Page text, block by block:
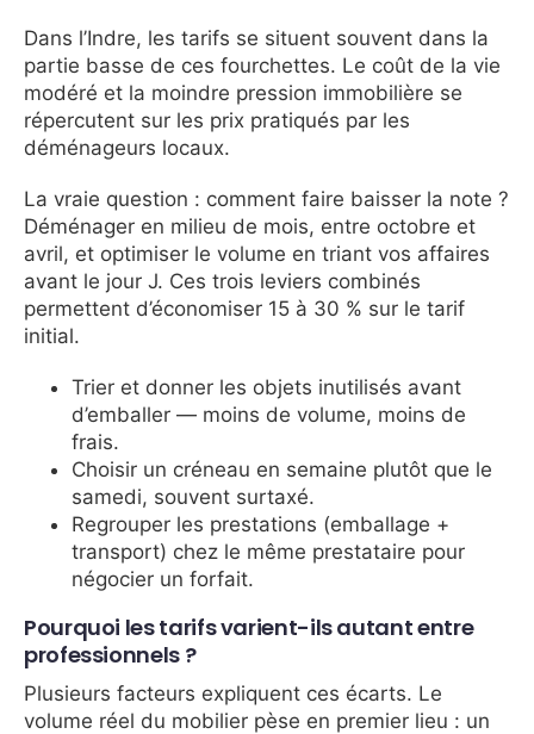
Dans l’Indre, les tarifs se situent souvent dans la
partie basse de ces fourchettes. Le coût de la vie
modéré et la moindre pression immobilière se
répercutent sur les prix pratiqués par les
déménageurs locaux.
La vraie question : comment faire baisser la note ?
Déménager en milieu de mois, entre octobre et
avril, et optimiser le volume en triant vos affaires
avant le jour J. Ces trois leviers combinés
permettent d’économiser 15 à 30 % sur le tarif
initial.
Trier et donner les objets inutilisés avant
d’emballer — moins de volume, moins de
frais.
Choisir un créneau en semaine plutôt que le
samedi, souvent surtaxé.
Regrouper les prestations (emballage +
transport) chez le même prestataire pour
négocier un forfait.
Pourquoi les tarifs varient-ils autant entre
professionnels ?
Plusieurs facteurs expliquent ces écarts. Le
volume réel du mobilier pèse en premier lieu : un